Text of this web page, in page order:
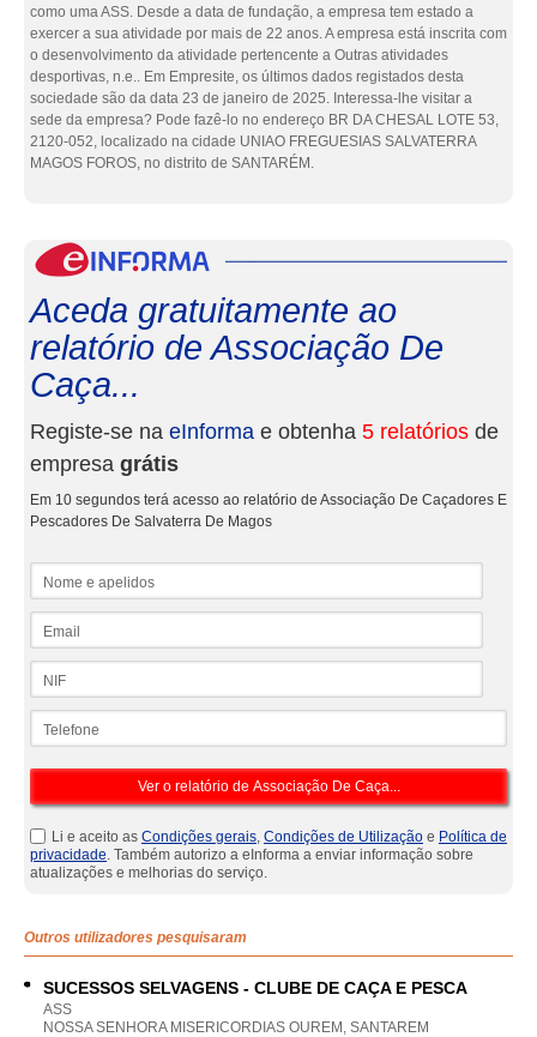
como uma ASS. Desde a data de fundação, a empresa tem estado a
exercer a sua atividade por mais de 22 anos. A empresa está inscrita com
o desenvolvimento da atividade pertencente a Outras atividades
desportivas, n.e.. Em Empresite, os últimos dados registados desta
sociedade são da data 23 de janeiro de 2025. Interessa-lhe visitar a
sede da empresa? Pode fazê-lo no endereço BR DA CHESAL LOTE 53,
2120-052, localizado na cidade UNIAO FREGUESIAS SALVATERRA
MAGOS FOROS, no distrito de SANTARÉM.
Aceda gratuitamente ao
relatório de Associação De
Caça...
Registe-se na eInforma e obtenha 5 relatórios de
empresa grátis
Em 10 segundos terá acesso ao relatório de Associação De Caçadores E
Pescadores De Salvaterra De Magos
Li e aceito as Condições gerais, Condições de Utilização e Política de
privacidade. Também autorizo a eInforma a enviar informação sobre
atualizações e melhorias do serviço.
Outros utilizadores pesquisaram
SUCESSOS SELVAGENS - CLUBE DE CAÇA E PESCA
ASS
NOSSA SENHORA MISERICORDIAS OUREM, SANTAREM